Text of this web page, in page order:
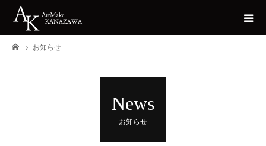
お知らせ
News
お知らせ